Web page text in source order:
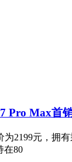
Pro Max首
为2199元，拥
在80